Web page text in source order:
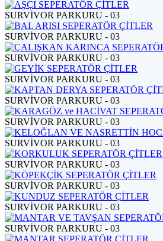
SURVİVOR PARKURU - 03
SURVİVOR PARKURU - 03
SURVİVOR PARKURU - 03
SURVİVOR PARKURU - 03
SURVİVOR PARKURU - 03
SURVİVOR PARKURU - 03
SURVİVOR PARKURU - 03
SURVİVOR PARKURU - 03
SURVİVOR PARKURU - 03
SURVİVOR PARKURU - 03
SURVİVOR PARKURU - 03